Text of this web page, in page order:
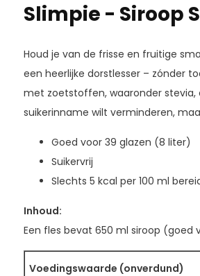
Slimpie - Siroop
Houd je van de frisse en fruitige
een heerlijke dorstlesser – zónder
met zoetstoffen, waaronder stevia,
suikerinname wilt verminderen,
Goed voor 39 glazen (8 liter)
Suikervrij
Slechts 5 kcal per 100 ml
Inhoud:
Een fles bevat 650 ml siroop (goed
Voedingswaarde (onverdund)